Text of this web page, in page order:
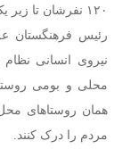
۱۲۰ نفرشان تا زیر یک‌سالگی جان خود را از دست می‌دادند!»
رئیس فرهنگستان
نیروی انسانی
محلی و بومی
همان روستاهای
مردم را درک کنند.